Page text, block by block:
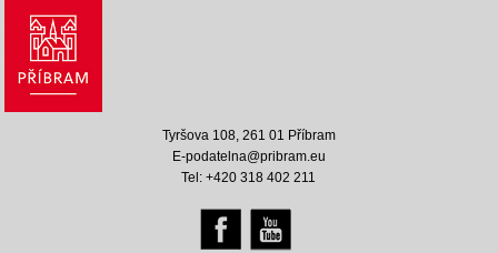
Tyršova 108, 261 01 Příbram
E-podatelna@pribram.eu
Tel: +420 318 402 211